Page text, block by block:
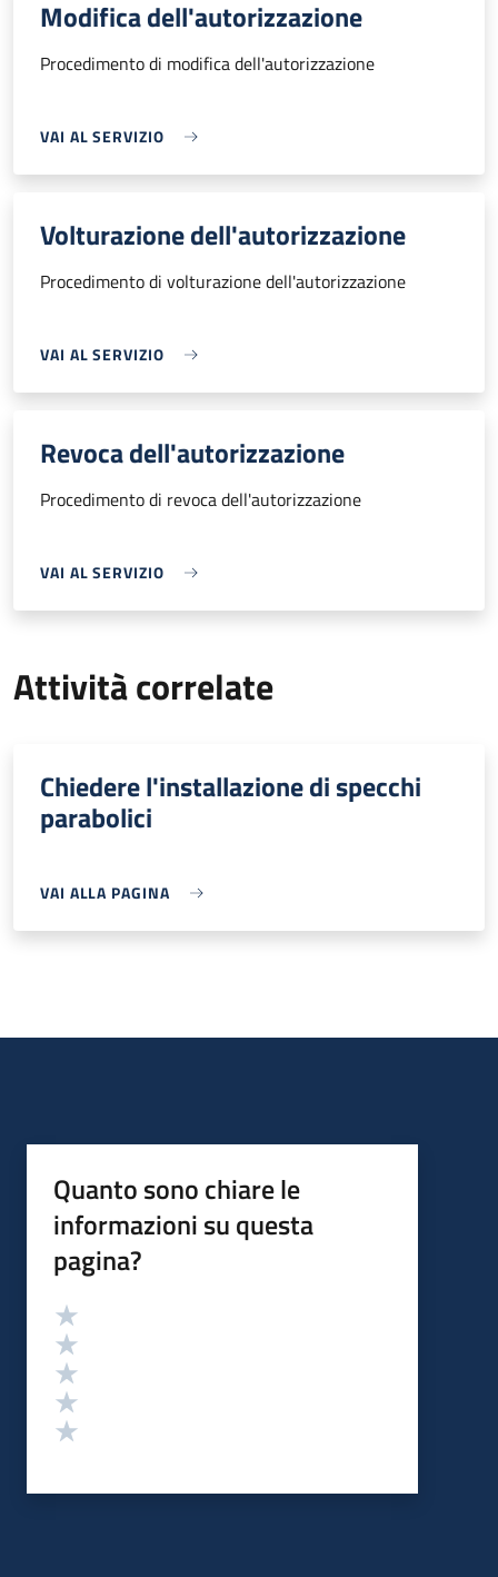
Modifica dell'autorizzazione
Procedimento di modifica dell'autorizzazione
VAI AL SERVIZIO
Volturazione dell'autorizzazione
Procedimento di volturazione dell'autorizzazione
VAI AL SERVIZIO
Revoca dell'autorizzazione
Procedimento di revoca dell'autorizzazione
VAI AL SERVIZIO
Attività correlate
Chiedere l'installazione di specchi
parabolici
VAI ALLA PAGINA
Quanto sono chiare le
informazioni su questa
pagina?
Valutazione